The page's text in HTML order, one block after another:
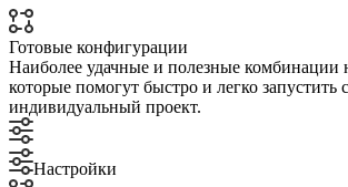
Готовые конфигурации
Наиболее удачные и полезные комбинации
которые помогут быстро и легко запустить
индивидуальный проект.
Настройки